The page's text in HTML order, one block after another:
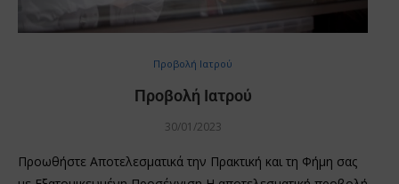
Προβολή Ιατρού
Προβολή Ιατρού
30/01/2023
Προωθήστε Αποτελεσματικά την Πρακτική και τη Φήμη σας